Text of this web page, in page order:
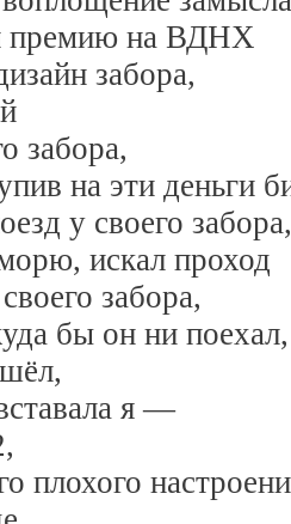
премию на ВДНХ
забора,
забора,
на эти деньги
у своего забора,
искал проход
забора,
бы он ни поехал,
я —
плохого